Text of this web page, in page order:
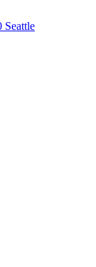
Seattle